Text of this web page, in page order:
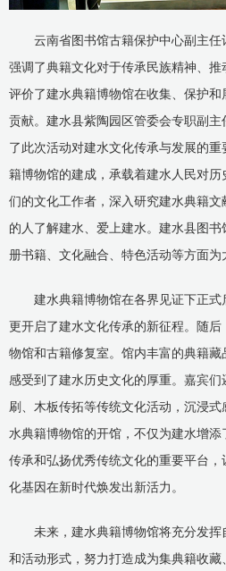
云南省图书馆古籍保护中心副主任
强调了典籍文化对于传承民族精神、
评价了建水典籍博物馆在收集、保护
贡献。建水县紫陶园区管委会专职副
了此次活动对建水文化传承与发展的
籍博物馆的建成，承载着建水人民对
们的文化工作者，深入研究建水典籍
的人了解建水、爱上建水。建水县图
册书籍、文化融合、特色活动等方面为
建水典籍博物馆在各界见证下正式
更开启了建水文化传承的新征程。随
物馆和古籍修复室。馆内丰富的典籍
感受到了建水历史文化的厚重。嘉宾
刷、木板传拓等传统文化活动，沉浸
水典籍博物馆的开馆，不仅为建水增
传承和弘扬优秀传统文化的重要平台，
化基因在新时代焕发出新活力。
未来，建水典籍博物馆将充分发
和活动形式，努力打造成为集典籍收